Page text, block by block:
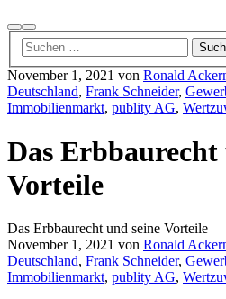
Suchen
Hauptmenü
November 1, 2021 von Ronald
Deutschland, Frank Schneider,
Immobilienmarkt, publity AG,
Das Erbbaurecht
Vorteile
Das Erbbaurecht und seine Vorteile
November 1, 2021 von Ronald
Deutschland, Frank Schneider,
Immobilienmarkt, publity AG,